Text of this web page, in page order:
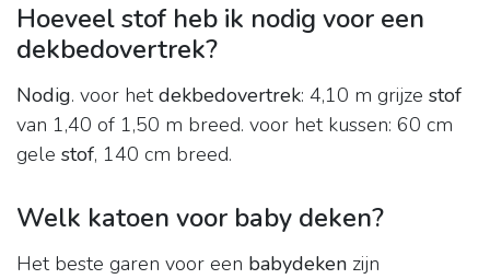
Hoeveel stof heb ik nodig voor een
dekbedovertrek?
Nodig. voor hetdekbedovertrek: 4,10 m grijze stof
van 1,40 of 1,50 m breed. voor het kussen: 60 cm
gele stof, 140 cm breed.
Welk katoen voor baby deken?
Het beste garen voor een babydeken zijn